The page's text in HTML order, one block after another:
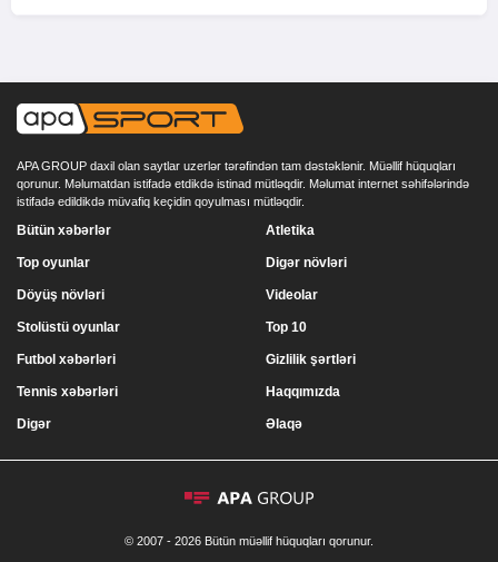
APA GROUP daxil olan saytlar uzerlər tərəfindən tam dəstəklənir. Müəllif hüquqları
qorunur. Məlumatdan istifadə etdikdə istinad mütləqdir. Məlumat internet səhifələrində
istifadə edildikdə müvafiq keçidin qoyulması mütləqdir.
Bütün xəbərlər
Top oyunlar
Döyüş növləri
Stolüstü oyunlar
Atletika
Digər növləri
Videolar
Top 10
Futbol xəbərləri
Tennis xəbərləri
Digər
Gizlilik şərtləri
Haqqımızda
Əlaqə
© 2007 - 2026 Bütün müəllif hüquqları qorunur.